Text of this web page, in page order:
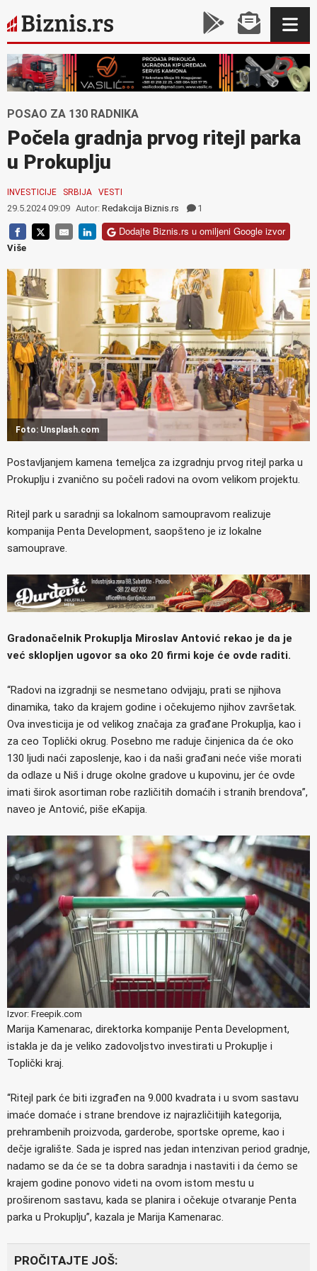
POSAO ZA 130 RADNIKA
Počela gradnja prvog ritejl parka
u Prokuplju
INVESTICIJE SRBIJA VESTI
29.5.2024 09:09 Autor: Redakcija Biznis.rs 1
Dodajte Biznis.rs u omiljeni Google izvor
Više
Foto: Unsplash.com
Postavljanjem kamena temeljca za izgradnju prvog ritejl parka u
Prokuplju i zvanično su počeli radovi na ovom velikom projektu.
Ritejl park u saradnji sa lokalnom samoupravom realizuje
kompanija Penta Development, saopšteno je iz lokalne
samouprave.
Gradonačelnik Prokuplja Miroslav Antović rekao je da je
već sklopljen ugovor sa oko 20 firmi koje će ovde raditi.
“Radovi na izgradnji se nesmetano odvijaju, prati se njihova
dinamika, tako da krajem godine i očekujemo njihov završetak.
Ova investicija je od velikog značaja za građane Prokuplja, kao i
za ceo Toplički okrug. Posebno me raduje činjenica da će oko
130 ljudi naći zaposlenje, kao i da naši građani neće više morati
da odlaze u Niš i druge okolne gradove u kupovinu, jer će ovde
imati širok asortiman robe različitih domaćih i stranih brendova”,
naveo je Antović, piše eKapija.
Izvor: Freepik.com
Marija Kamenarac, direktorka kompanije Penta Development,
istakla je da je veliko zadovoljstvo investirati u Prokuplje i
Toplički kraj.
“Ritejl park će biti izgrađen na 9.000 kvadrata i u svom sastavu
imaće domaće i strane brendove iz najrazličitijih kategorija,
prehrambenih proizvoda, garderobe, sportske opreme, kao i
dečje igralište. Sada je ispred nas jedan intenzivan period gradnje,
nadamo se da će se ta dobra saradnja i nastaviti i da ćemo se
krajem godine ponovo videti na ovom istom mestu u
proširenom sastavu, kada se planira i očekuje otvaranje Penta
parka u Prokuplju”, kazala je Marija Kamenarac.
PROČITAJTE JOŠ: